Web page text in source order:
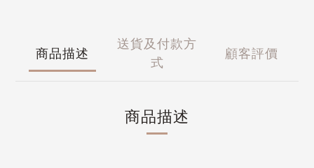
商品描述
送貨及付款方
式
顧客評價
商品描述